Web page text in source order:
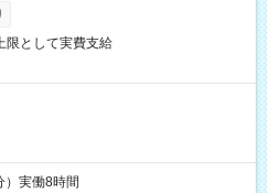
限として実費支給
）実働8時間